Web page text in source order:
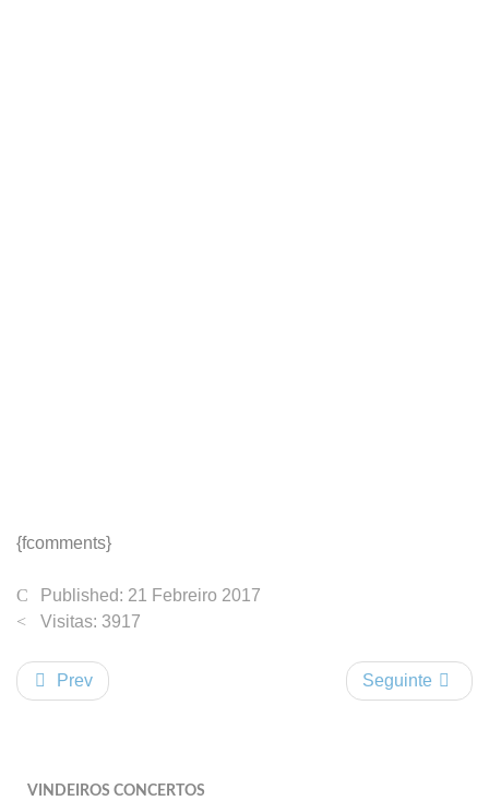
{fcomments}
Published: 21 Febreiro 2017
Visitas: 3917
Prev Seguinte
VINDEIROS CONCERTOS